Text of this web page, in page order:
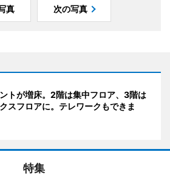
真 次の写真
トが増床。2階は集中フロア、3階は
スフロアに。テレワークもできま
特集